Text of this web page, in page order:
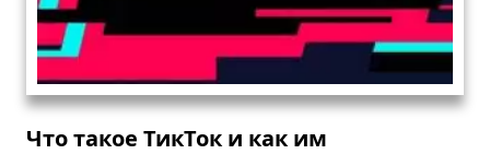
Что такое ТикТок и как им